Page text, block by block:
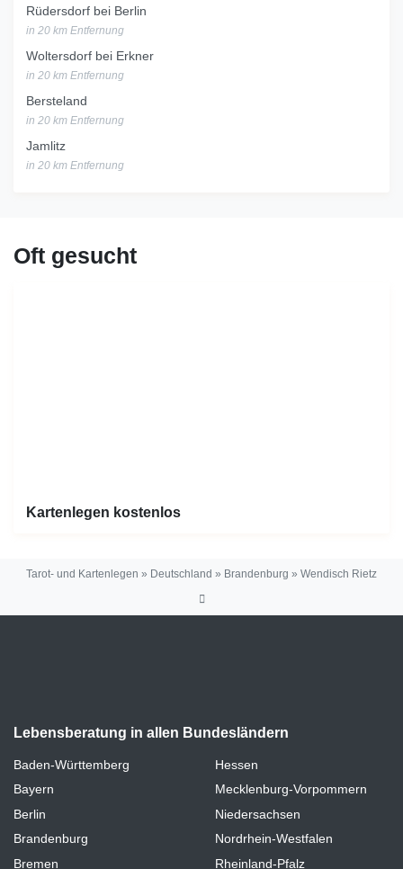
Rüdersdorf bei Berlin
in 20 km Entfernung
Woltersdorf bei Erkner
in 20 km Entfernung
Bersteland
in 20 km Entfernung
Jamlitz
in 20 km Entfernung
Oft gesucht
Kartenlegen kostenlos
Tarot- und Kartenlegen » Deutschland » Brandenburg » Wendisch Rietz
Lebensberatung in allen Bundesländern
Baden-Württemberg
Bayern
Berlin
Brandenburg
Bremen
Hessen
Mecklenburg-Vorpommern
Niedersachsen
Nordrhein-Westfalen
Rheinland-Pfalz